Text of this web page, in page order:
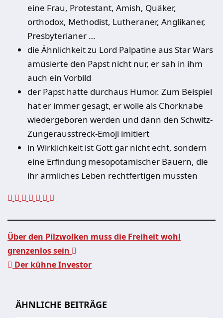
eine Frau, Protestant, Amish, Quäker,
orthodox, Methodist, Lutheraner, Anglikaner,
Presbyterianer …
die Ähnlichkeit zu Lord Palpatine aus Star Wars
amüsierte den Papst nicht nur, er sah in ihm
auch ein Vorbild
der Papst hatte durchaus Humor. Zum Beispiel
hat er immer gesagt, er wolle als Chorknabe
wiedergeboren werden und dann den Schwitz-
Zungerausstreck-Emoji imitiert
in Wirklichkeit ist Gott gar nicht echt, sondern
eine Erfindung mesopotamischer Bauern, die
ihr ärmliches Leben rechtfertigen mussten
Beitragsnavigation
Über den Pilzwolken muss die Freiheit wohl
grenzenlos sein
Der kühne Investor
ÄHNLICHE BEITRÄGE